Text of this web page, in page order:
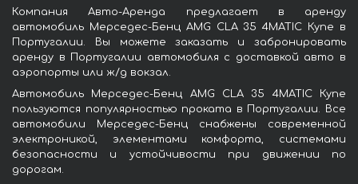
Компания Авто-Аренда предлагает в аренду
автомобиль Мерседес-Бенц AMG CLA 35 4MATIC Купе в
Португалии. Вы можете заказать и забронировать
аренду в Португалии автомобиля с доставкой авто в
аэропорты или ж/д вокзал.
Автомобиль Мерседес-Бенц AMG CLA 35 4MATIC Купе
пользуются популярностью проката в Португалии. Все
автомобили Мерседес-Бенц снабжены современной
электроникой, элементами комфорта, системами
безопасности и устойчивости при движении по
дорогам.